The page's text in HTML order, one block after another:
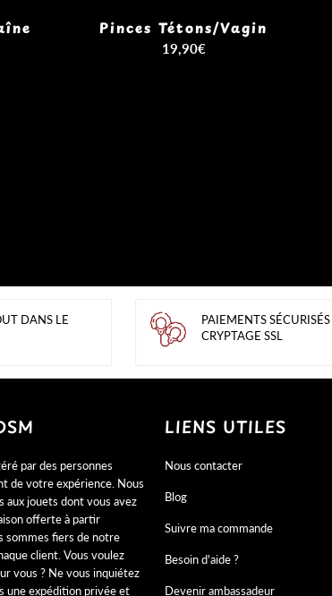
Pinces Tétons/Vagin
19,90€
DANS LE
PAIEMENTS
CRYPTAGE SSL
par des personnes
de votre expérience. Nous
aux jouets dont vous avez
offerte à partir
sommes fiers de notre
client. Vous voulez
vous ? Ne vous inquiétez
une expédition privée et
LIENS UTILES
Nous contacter
Blog
Suivre ma commande
Besoin d'aide ?
Devenir ambassadeur